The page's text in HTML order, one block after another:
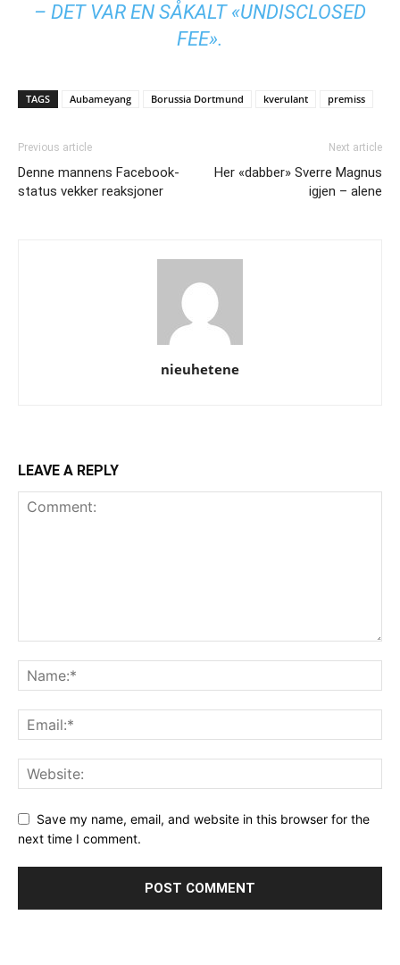
– DET VAR EN SÅKALT «UNDISCLOSED
FEE».
TAGS Aubameyang Borussia Dortmund kverulant premiss
Previous article
Denne mannens Facebook-
status vekker reaksjoner
Next article
Her «dabber» Sverre Magnus
igjen – alene
nieuhetene
LEAVE A REPLY
Save my name, email, and website in this browser for the
next time I comment.